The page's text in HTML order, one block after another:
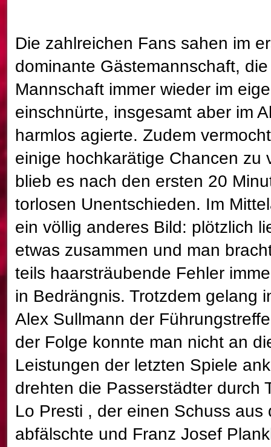
Die zahlreichen Fans sahen im
dominante Gästemannschaft,
Mannschaft immer wieder im
einschnürte, insgesamt aber im
harmlos agierte. Zudem
einige hochkarätige Chancen zu
blieb es nach den ersten 20
torlosen Unentschieden. Im
ein völlig anderes Bild: plötzlich
etwas zusammen und man
teils haarsträubende Fehler
in Bedrängnis. Trotzdem gelang
Alex Sullmann der
der Folge konnte man nicht an
Leistungen der letzten Spiele
drehten die Passerstädter durch
Lo Presti , der einen Schuss aus
abfälschte und Franz Josef